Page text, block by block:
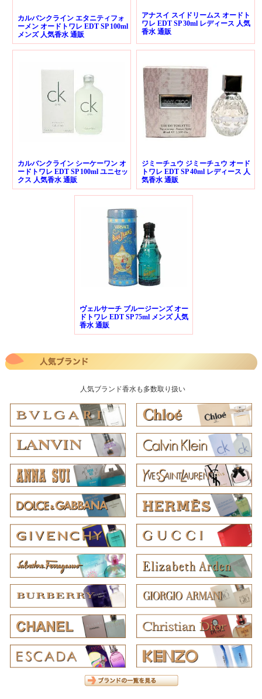
カルバンクライン エタニティフォ
ーメン オードトワレ EDT SP 100ml
メンズ 人気香水 通販
アナスイ スイドリームス オードト
ワレ EDT SP 30ml レディース 人気
香水 通販
カルバンクライン シーケーワン オ
ードトワレ EDT SP 100ml ユニセッ
クス 人気香水 通販
ジミーチュウ ジミーチュウ オード
トワレ EDT SP 40ml レディース 人
気香水 通販
ヴェルサーチ ブルージーンズ オー
ドトワレ EDT SP 75ml メンズ 人気
香水 通販
人気ブランド香水も多数取り扱い